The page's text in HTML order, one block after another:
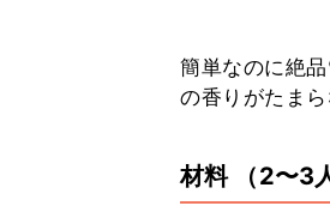
簡単なのに絶
の香りがたまら
材料 （2〜3